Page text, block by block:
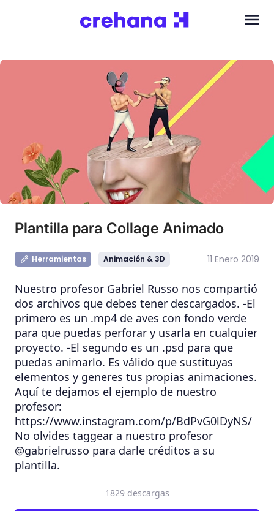
Plantilla para Collage Animado
Herramientas Animación & 3D 11 Enero 2019
Nuestro profesor Gabriel Russo nos compartió
dos archivos que debes tener descargados. -El
primero es un .mp4 de aves con fondo verde
para que puedas perforar y usarla en cualquier
proyecto. -El segundo es un .psd para que
puedas animarlo. Es válido que sustituyas
elementos y generes tus propias animaciones.
Aquí te dejamos el ejemplo de nuestro
profesor:
https://www.instagram.com/p/BdPvG0lDyNS/
No olvides taggear a nuestro profesor
@gabrielrusso para darle créditos a su
plantilla.
1829 descargas